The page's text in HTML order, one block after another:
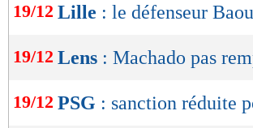
19/12 Lille : le défenseur
19/12 Lens : Machado pas
19/12 PSG : sanction réduite